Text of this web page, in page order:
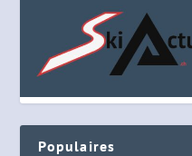
Populaires